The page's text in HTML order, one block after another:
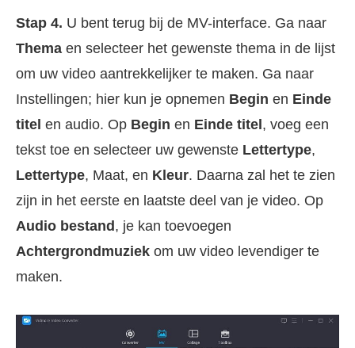
Stap 4. U bent terug bij de MV-interface. Ga naar
Thema en selecteer het gewenste thema in de lijst
om uw video aantrekkelijker te maken. Ga naar
Instellingen; hier kun je opnemen Begin en Einde
titel en audio. Op Begin en Einde titel , voeg een
tekst toe en selecteer uw gewenste Lettertype,
Lettertype, Maat, en Kleur. Daarna zal het te zien
zijn in het eerste en laatste deel van je video. Op
Audio bestand , je kan toevoegen
Achtergrondmuziek om uw video levendiger te
maken.